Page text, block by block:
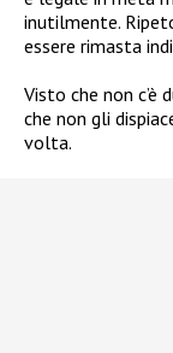
inutilmente.
essere rimasta
Visto che non c’è
che non gli
volta.